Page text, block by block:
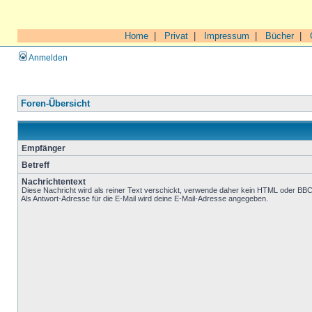
Home Privat Impressum Bücher|
Anmelden
Foren-Übersicht
Empfänger
Betreff
Nachrichtentext
Diese Nachricht wird als reiner Text verschickt, verwende daher kein HTML oder
Als Antwort-Adresse für die E-Mail wird deine E-Mail-Adresse angegeben.